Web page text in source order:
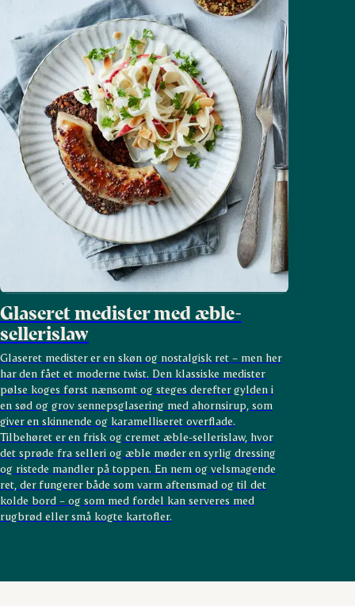
Glaseret medister med æble-
sellerislaw
Glaseret medister er en skøn og nostalgisk ret – men her
har den fået et moderne twist. Den klassiske medister
pølse koges først nænsomt og steges derefter gylden i
en sød og grov sennepsglasering med ahornsirup, som
giver en skinnende og karamelliseret overflade.
Tilbehøret er en frisk og cremet æble-sellerislaw, hvor
det sprøde fra selleri og æble møder en syrlig dressing
og ristede mandler på toppen. En nem og velsmagende
ret, der fungerer både som varm aftensmad og til det
kolde bord – og som med fordel kan serveres med
rugbrød eller små kogte kartofler.